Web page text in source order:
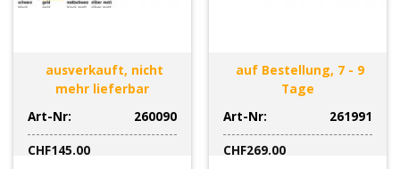
Fussrasteranlagen: 2-SLIDE
Ausserdem: Bohrschablone, Griffe, Bobbins,
Hebelschützer, Fender etc
ausverkauft, nicht
mehr lieferbar
Art-Nr:
260090
CHF145.00
auf Bestellung, 7 - 9
Tage
Art-Nr:
261991
CHF269.00